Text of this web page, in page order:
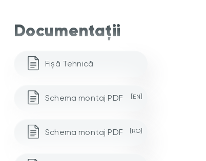
Documentații
Fișă Tehnică
Schema montaj PDF [EN]
Schema montaj PDF [RO]